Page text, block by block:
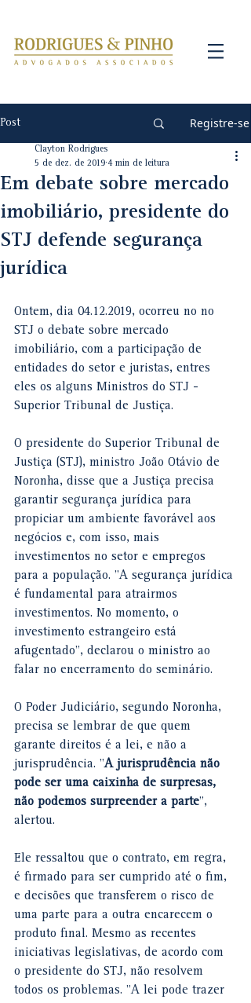
Post Registre-se
Em debate sobre mercado
imobiliário, presidente do
STJ defende segurança
jurídica
Clayton Rodrigues
5 de dez. de 2019 4 min de leitura
Ontem, dia 04.12.2019, ocorreu no no
STJ o debate sobre mercado
imobiliário, com a participação de
entidades do setor e juristas, entres
eles os alguns Ministros do STJ -
Superior Tribunal de Justiça.
O presidente do Superior Tribunal de
Justiça (STJ), ministro João Otávio de
Noronha, disse que a Justiça precisa
garantir segurança jurídica para
propiciar um ambiente favorável aos
negócios e, com isso, mais
investimentos no setor e empregos
para a população. "A segurança jurídica
é fundamental para atrairmos
investimentos. No momento, o
investimento estrangeiro está
afugentado", declarou o ministro ao
falar no encerramento do seminário.
O Poder Judiciário, segundo Noronha,
precisa se lembrar de que quem
garante direitos é a lei, e não a
jurisprudência. "A jurisprudência não
pode ser uma caixinha de surpresas,
não podemos surpreender a parte",
alertou.
Ele ressaltou que o contrato, em regra,
é firmado para ser cumprido até o fim,
e decisões que transferem o risco de
uma parte para a outra encarecem o
produto final. Mesmo as recentes
iniciativas legislativas, de acordo com
o presidente do STJ, não resolvem
todos os problemas. "A lei pode trazer